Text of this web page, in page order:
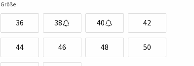
Größe:
36 38 40 42
44 46 48 50